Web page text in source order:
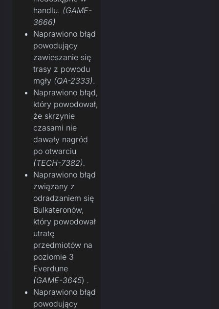
handlu. (GAME-
3666)
Naprawiono błąd
powodujący
zawieszanie się
trasy z powodu
mgły (QA-2333).
Naprawiono błąd,
który powodował,
że skrzynie
czasami nie
dawały nagród
po otwarciu
(TECH-7382).
Naprawiono błąd
związany z
odradzaniem się
Bulkateronów,
który powodował
utratę
przedmiotów na
poziomie 3
Everdune
(GAME-3645) .
Naprawiono błąd
powodujący